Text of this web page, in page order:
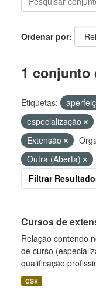
Ordenar por
1 conjunto
Etiquetas:
especialização
Extensão
Outra (Aberta)
Filtrar
Cursos de
Relação contendo
de curso
qualificação
CSV